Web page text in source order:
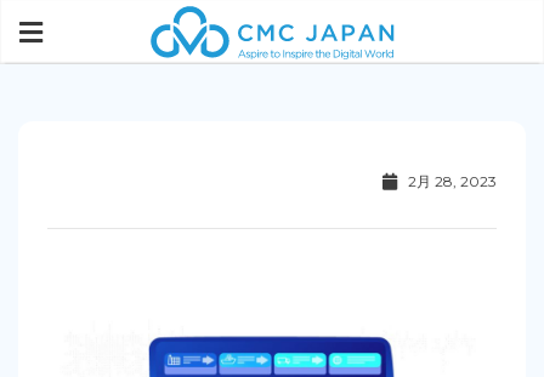
2月 28, 2023